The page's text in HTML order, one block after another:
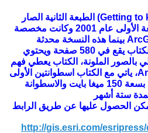
الكتاب اسمه (Getting to know ArcGIS) الطبعة الثانية الصار
عام 2004 حيث صدرت الطبعة الأولى عام 2001 وكانت مخصصة
للأصدار الثامن من برنامج ArcGIS بينما هذه النسخة محدثة
للإصدار التاسع من الرنامج، الكتاب يقع في 580 صفحة ويحتوي
تفصيلي بالصور الملونة، الكتاب يعطي فهم
كامل وشامل لبرنامج ArcView، ياتي مع الكتاب اسطوانتين الأولى
لخرائط رقمية لتنفيذ التمارين بسعة 150 ميغا بايت والاسطوانة
الحصول عليها عن طريق الرابط
http://gis.esri.com/